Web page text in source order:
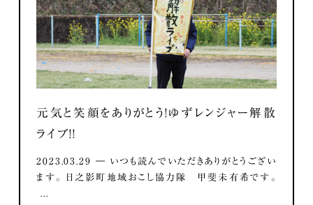
元気と笑顔をありがとう！ゆずレンジャー解散
ライブ！！
2023.03.29 ― いつも読んでいただきありがとうござい
ます。 日之影町地域おこし協力隊 甲斐未有希です。
...